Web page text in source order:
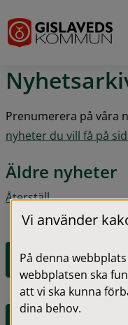
Prenumerera på våra
nyheter du vill få på
Äldre nyheter
Återställ
2026
Vi använder
På denna
webbplatsen ska
att vi ska kunna
dina behov.